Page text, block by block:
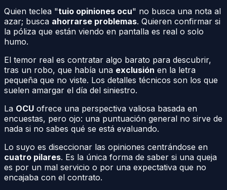
Quien teclea "tuio opiniones ocu" no busca una nota al
azar; busca ahorrarse problemas. Quieren confirmar si
la póliza que están viendo en pantalla es real o solo
humo.
El temor real es contratar algo barato para descubrir,
tras un robo, que había una exclusión en la letra
pequeña que no viste. Los detalles técnicos son los que
suelen amargar el día del siniestro.
La OCU ofrece una perspectiva valiosa basada en
encuestas, pero ojo: una puntuación general no sirve de
nada si no sabes qué se está evaluando.
Lo suyo es diseccionar las opiniones centrándose en
cuatro pilares. Es la única forma de saber si una queja
es por un mal servicio o por una expectativa que no
encajaba con el contrato.